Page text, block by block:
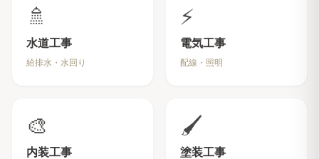
🚿
水道工事
給排水・水回り
⚡
電気工事
配線・照明
🎨
内装工事
🖌️
塗装工事